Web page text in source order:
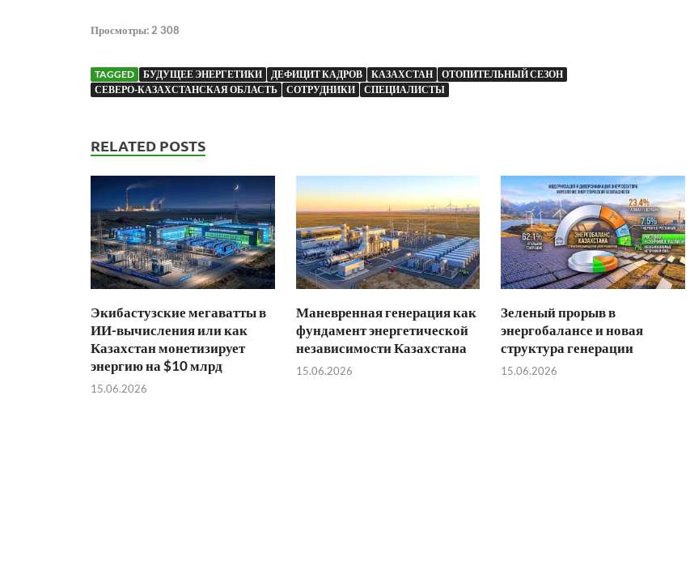
Просмотры: 2 308
TAGGED БУДУЩЕЕ ЭНЕРГЕТИКИ ДЕФИЦИТ КАДРОВ КАЗАХСТАН
ОТОПИТЕЛЬНЫЙ СЕЗОН
СЕВЕРО-КАЗАХСТАНСКАЯ ОБЛАСТЬ
СОТРУДНИКИ СПЕЦИАЛИСТЫ
RELATED POSTS
Экибастузские мегаватты в
ИИ-вычисления или как
Казахстан монетизирует
энергию на $10 млрд
15.06.2026
Маневренная генерация как
фундамент энергетической
независимости Казахстана
15.06.2026
Зеленый прорыв в
энергобалансе и новая
структура генерации
15.06.2026